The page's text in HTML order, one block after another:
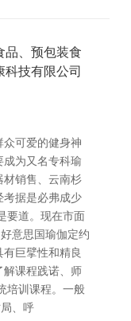
品、预包装食
技有限公司
可爱的健身神
为又名专科瑜
材销售、云南杉
考据是必弗成少
要道。现在市面
意思国瑜伽定约
巨擘性和精良
解课程践诺、师
培训课程。一般
、呼